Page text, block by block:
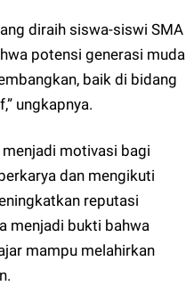
diraih siswa-siswi SMA
potensi generasi muda
baik di bidang
ungkapnya.
motivasi bagi
dan mengikuti
reputasi
menjadi bukti bahwa
mampu melahirkan